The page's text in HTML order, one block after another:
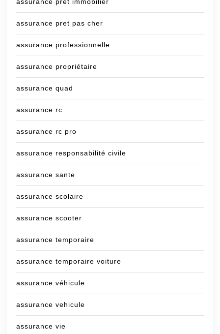
assurance pret immobilier
assurance pret pas cher
assurance professionnelle
assurance propriétaire
assurance quad
assurance rc
assurance rc pro
assurance responsabilité civile
assurance sante
assurance scolaire
assurance scooter
assurance temporaire
assurance temporaire voiture
assurance véhicule
assurance vehicule
assurance vie